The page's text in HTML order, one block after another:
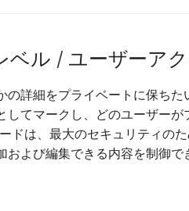
ベル / ユーザーア
の詳細をプライベートに保ち
してマークし、どのユーザー
ドは、最大のセキュリティの
および編集できる内容を制御で